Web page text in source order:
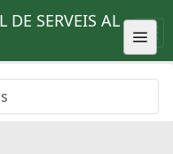
DE SERVEIS AL